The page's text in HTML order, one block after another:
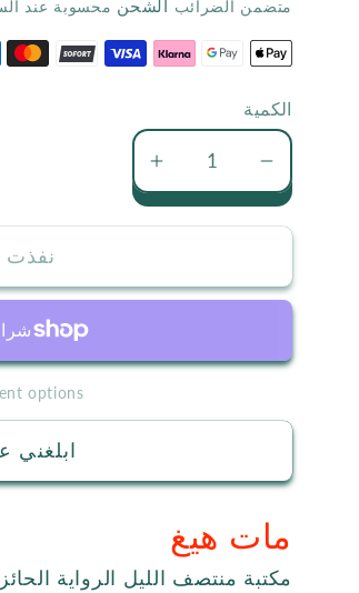
متضمن الضرائب الشحن محسوبة عند
الكمية
منتصف
زيادة
منتصف
نفذت
options
ابلغني
مات هيغ
مكتبة منتصف الليل الرواية